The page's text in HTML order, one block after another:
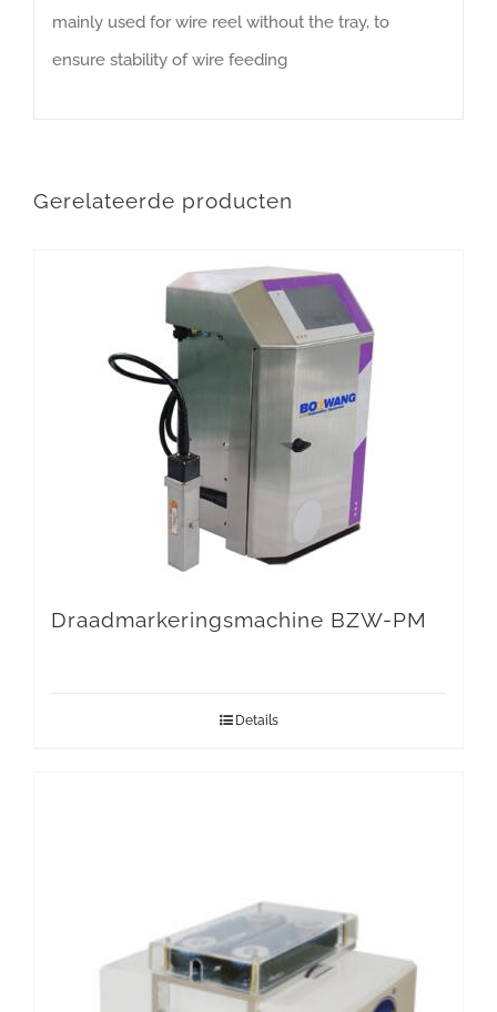
mainly used for wire reel without the tray, to
ensure stability of wire feeding
Gerelateerde producten
Draadmarkeringsmachine BZW-PM
Details